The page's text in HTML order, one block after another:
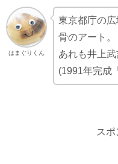
はまぐりくん
東京都庁の
骨のアート。
あれも井上
(1991年完成
スポ